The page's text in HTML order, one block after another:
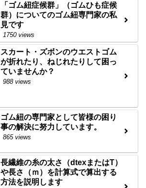
「ゴム紐症候群」（ゴムひも症候
群）についてのゴム紐専門家の私
見です
1750 views
スカート・ズボンのウエストゴム
が折れたり、ねじれたりして困っ
ていませんか？
988 views
ゴム紐の専門家として皆様の困り
事の解決に努力しています。
865 views
長繊維の糸の太さ（dtexまたはT）
や長さ（ｍ）を計算式で算出する
方法を説明します